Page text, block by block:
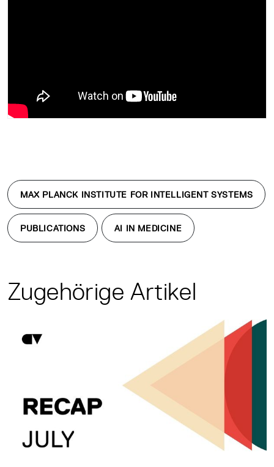
MAX PLANCK INSTITUTE FOR INTELLIGENT SYSTEMS
PUBLICATIONS AI IN MEDICINE
Zugehörige Artikel